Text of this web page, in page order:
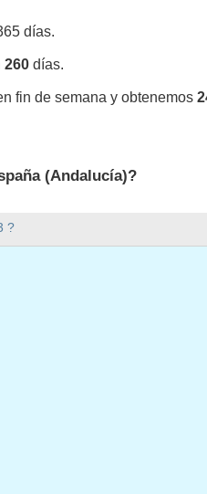
?
días.
260 días.
fin de semana y obtenemos
(Andalucía)?